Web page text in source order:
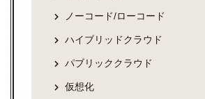
ノーコード/ローコード
ハイブリッドクラウド
パブリッククラウド
仮想化